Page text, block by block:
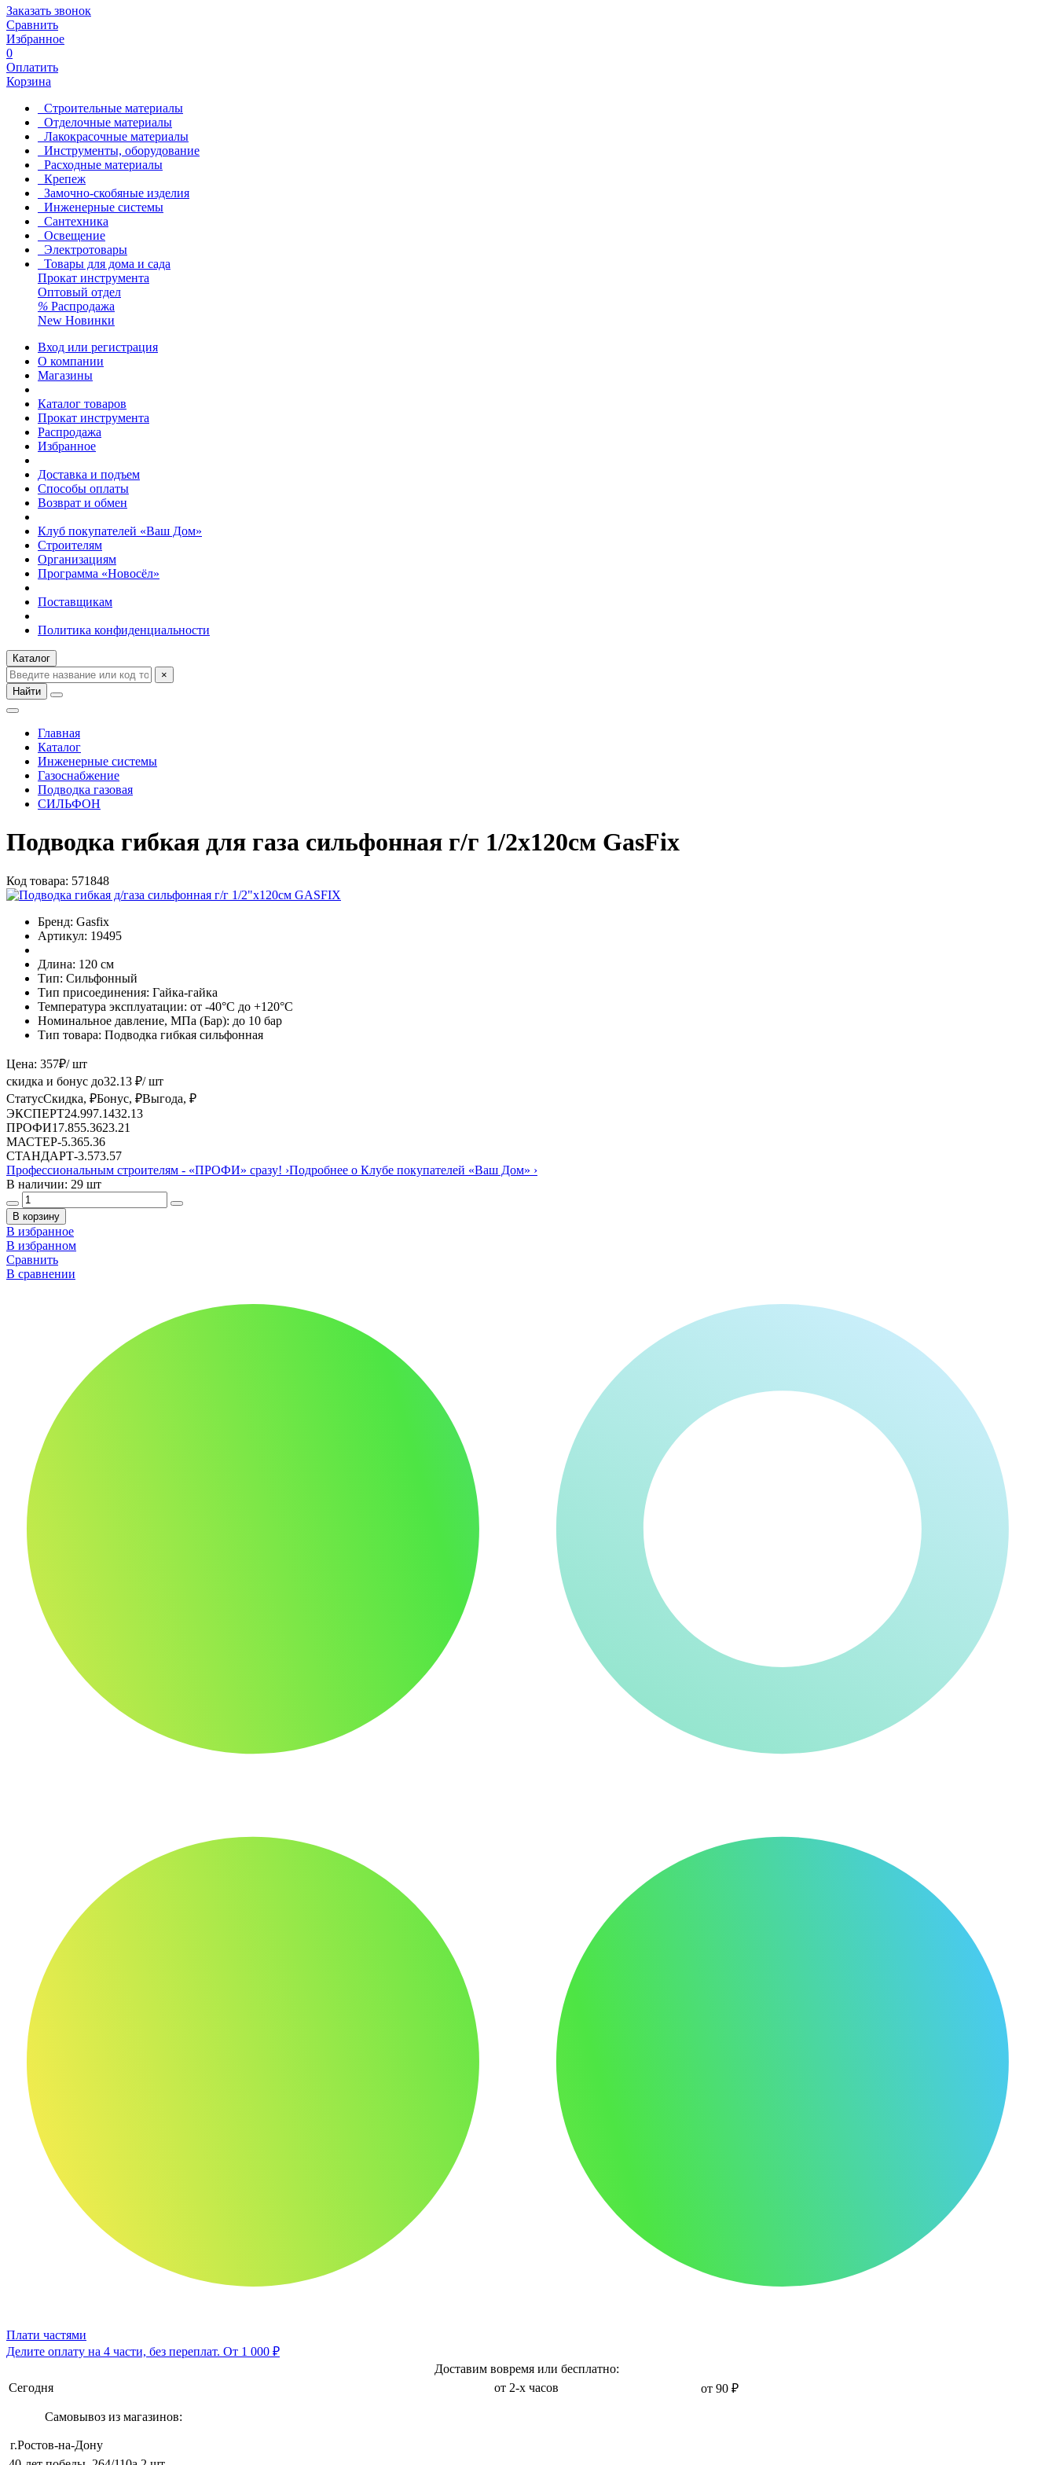
Заказать звонок
Сравнить
Избранное
0
Оплатить
Корзина
Строительные материалы
Отделочные материалы
Лакокрасочные материалы
Инструменты, оборудование
Расходные материалы
Крепеж
Замочно-скобяные изделия
Инженерные системы
Сантехника
Освещение
Электротовары
Товары для дома и сада
Прокат инструмента
Оптовый отдел
% Распродажа
New Новинки
Вход или регистрация
О компании
Магазины
Каталог товаров
Прокат инструмента
Распродажа
Избранное
Доставка и подъем
Способы оплаты
Возврат и обмен
Клуб покупателей «Ваш Дом»
Строителям
Организациям
Программа «Новосёл»
Поставщикам
Политика конфиденциальности
Каталог
×
Найти
Главная
Каталог
Инженерные системы
Газоснабжение
Подводка газовая
СИЛЬФОН
Подводка гибкая для газа сильфонная г/г 1/2х120см GasFix
Код товара: 571848
Бренд: Gasfix
Артикул: 19495
Длина: 120 см
Тип: Сильфонный
Тип присоединения: Гайка-гайка
Температура эксплуатации: от -40°С до +120°С
Номинальное давление, МПа (Бар): до 10 бар
Тип товара: Подводка гибкая сильфонная
Цена: 357₽/ шт
скидка и бонус до32.13 ₽/ шт
СтатусСкидка, ₽Бонус, ₽Выгода, ₽
ЭКСПЕРТ24.997.1432.13
ПРОФИ17.855.3623.21
МАСТЕР-5.365.36
СТАНДАРТ-3.573.57
Профессиональным строителям - «ПРОФИ» сразу! ›Подробнее о Клубе покупателей «Ваш Дом» ›
В наличии: 29 шт
В корзину
В избранное
В избранном
Сравнить
В сравнении
Плати частями
Делите оплату на 4 части, без переплат. От 1 000 ₽
Доставим вовремя или бесплатно:
Сегодня
от 2-х часов от 90 ₽
Самовывоз из магазинов:
г.Ростов-на-Дону